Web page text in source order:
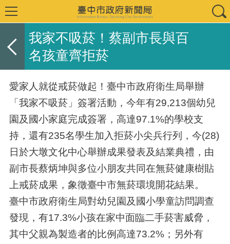
我家不吸菸！蔡副市長與百
名孩童齊拒菸
愛家人就從戒菸做起！臺中市政府衛生局舉辦
「我家不吸菸」簽署活動，今年有29,213個幼兒
園及國小家庭完成簽署，高達97.1%的學校支
持，還有235名學生加入拒菸小尖兵行列，今(28)
日於大墩文化中心舉辦成果發表及結業典禮，由
副市長蔡炳坤與多位小朋友共同在無菸健康樹貼
上戒菸成果，象徵臺中市無菸環境開花結果。
臺中市政府衛生局對幼兒園及國小學童訪問調查
發現，有17.3%小孩在家中面臨二手菸害威脅，
其中父親為製造者的比例高達73.2%；另外有